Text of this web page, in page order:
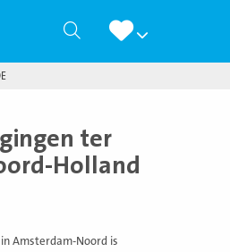
Zoeken
ter
Holland
in Amsterdam-Noord is